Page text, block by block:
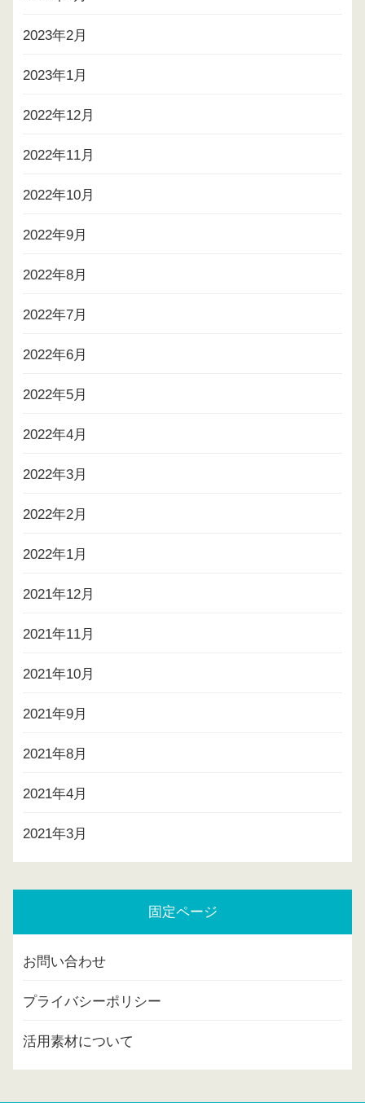
2023年2月
2023年1月
2022年12月
2022年11月
2022年10月
2022年9月
2022年8月
2022年7月
2022年6月
2022年5月
2022年4月
2022年3月
2022年2月
2022年1月
2021年12月
2021年11月
2021年10月
2021年9月
2021年8月
2021年4月
2021年3月
固定ページ
お問い合わせ
プライバシーポリシー
活用素材について